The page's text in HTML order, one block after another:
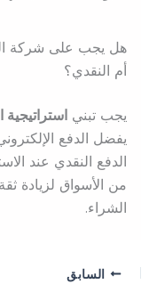
هل يجب على شركة
أم النقدي؟
يجب تبني
يفضل الدفع
من الأسواق لزيادة
الشراء.
السابق